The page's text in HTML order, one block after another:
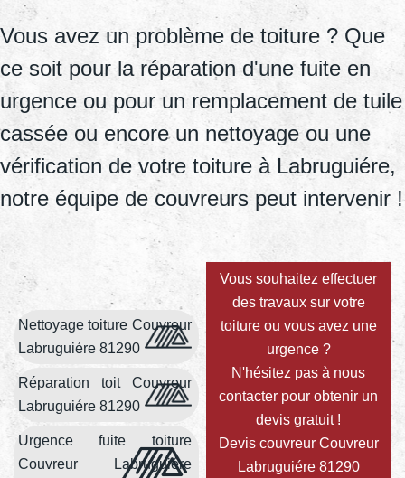
Vous avez un problème de toiture ? Que
ce soit pour la réparation d'une fuite en
urgence ou pour un remplacement de tuile
cassée ou encore un nettoyage ou une
vérification de votre toiture à Labruguiére,
notre équipe de couvreurs peut intervenir !
Nettoyage toiture Couvreur
Labruguiére 81290
Réparation toit Couvreur
Labruguiére 81290
Urgence fuite toiture
Couvreur Labruguiére
Vous souhaitez effectuer
des travaux sur votre
toiture ou vous avez une
urgence ?
N'hésitez pas à nous
contacter pour obtenir un
devis gratuit !
Devis couvreur Couvreur
Labruguiére 81290